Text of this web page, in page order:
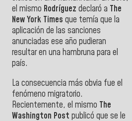
el mismo Rodríguez declaró a The
New York Times que temía que la
aplicación de las sanciones
anunciadas ese año pudieran
resultar en una hambruna para el
país.
La consecuencia más obvia fue el
fenómeno migratorio.
Recientemente, el mismo The
Washington Post publicó que se le